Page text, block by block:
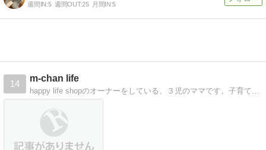
週間IN:5 週間OUT:25 月間IN:5
14
m-chan life
happy life shopのオーナーをしている、３児のママです。子育て・ｓｈｏｐ・ときどき自分